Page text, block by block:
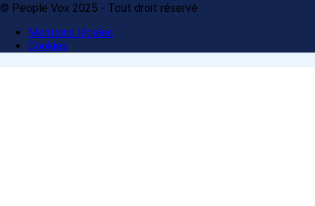
© People Vox 2025 - Tout droit réservé
Mentions légales
Cookies